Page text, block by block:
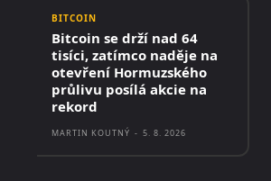
BITCOIN
Bitcoin se drží nad 64
tisíci, zatímco naděje na
otevření Hormuzského
průlivu posílá akcie na
rekord
MARTIN KOUTNÝ - 5. 8. 2026